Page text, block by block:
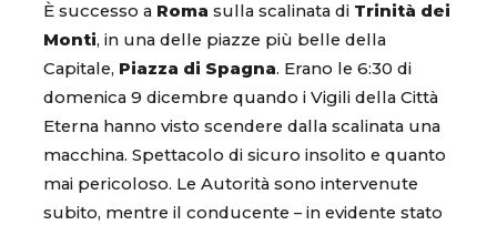
È successo a Roma sulla scalinata di Trinità dei
Monti, in una delle piazze più belle della
Capitale, Piazza di Spagna. Erano le 6:30 di
domenica 9 dicembre quando i Vigili della Città
Eterna hanno visto scendere dalla scalinata una
macchina. Spettacolo di sicuro insolito e quanto
mai pericoloso. Le Autorità sono intervenute
subito, mentre il conducente – in evidente stato